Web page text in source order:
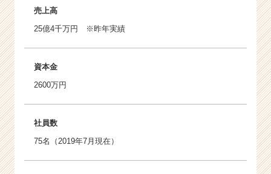
売上高
25億4千万円 ※昨年実績
資本金
2600万円
社員数
75名（2019年7月現在）